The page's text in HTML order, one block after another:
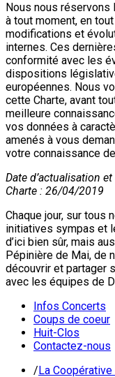
Nous nous réservons
à tout moment, en
modifications et
internes. Ces
conformité avec les
dispositions
européennes. Nous
cette Charte, avant
meilleure
vos données à
amenés à vous
votre connaissance
Date d’actualisation
Charte : 26/04/2019
Chaque jour, sur tous
initiatives sympas et
d’ici bien sûr, mais
Pépinière de Mai, de
découvrir et partager
avec les équipes de
Infos Concerts
Coups de coeur
Huit-Clos
Contactez-nous
/La